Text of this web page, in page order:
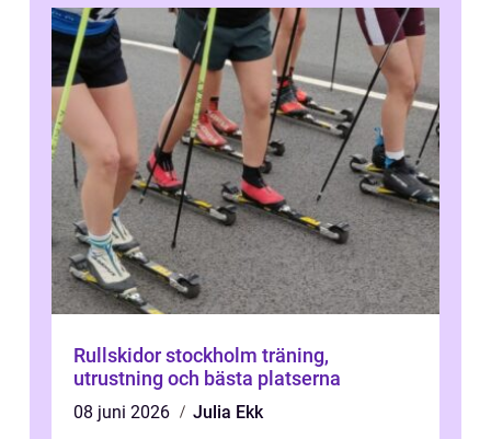
Rullskidor stockholm träning,
utrustning och bästa platserna
08 juni 2026
Julia Ekk